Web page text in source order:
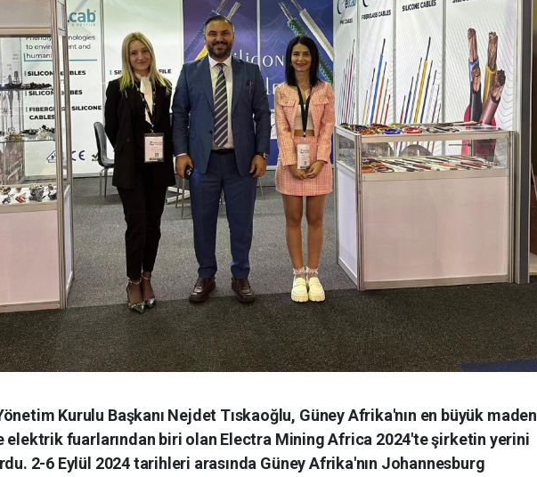
Kurulu Başkanı Nejdet Tıskaoğlu, Güney Afrika'nın en büyük maden
elektrik fuarlarından biri olan Electra Mining Africa 2024'te şirketin yerini
2-6 Eylül 2024 tarihleri arasında Güney Afrika'nın Johannesburg